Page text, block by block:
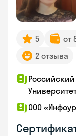
5 от
2 отзыва
ООО